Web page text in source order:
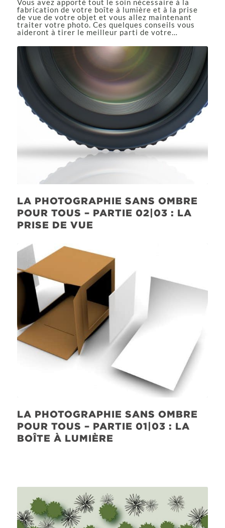
Vous avez apporté tout le soin nécessaire à la
fabrication de votre boîte à lumière et à la prise
de vue de votre objet et vous allez maintenant
traiter votre photo. Ces quelques conseils vous
aideront à tirer le meilleur parti de votre…
LA PHOTOGRAPHIE SANS OMBRE
POUR TOUS – PARTIE 02|03 : LA
PRISE DE VUE
LA PHOTOGRAPHIE SANS OMBRE
POUR TOUS – PARTIE 01|03 : LA
BOÎTE À LUMIÈRE